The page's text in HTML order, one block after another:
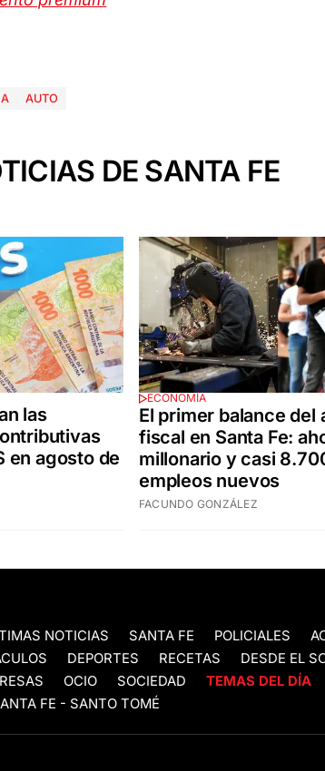
AUTO
DE SANTA FE
las
en agosto de
ECONOMÍA
El primer balance del
fiscal en Santa Fe:
millonario y casi
empleos nuevos
FACUNDO GONZÁLEZ
NOTICIAS SANTA FE POLICIALES
DEPORTES RECETAS DESDE EL
OCIO SOCIEDAD TEMAS DEL DÍA
FE - SANTO TOMÉ